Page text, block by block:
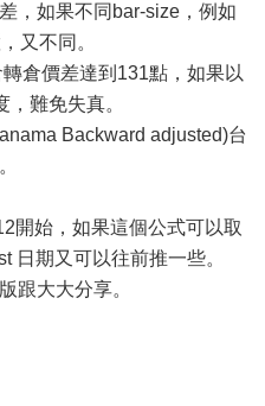
，如果不同bar-size，例如
又不同。
倉價差達到131點，如果以
難免失真。
Backward adjusted)台
開始，如果這個公式可以取
日期又可以往前推一些。
跟大大分享。